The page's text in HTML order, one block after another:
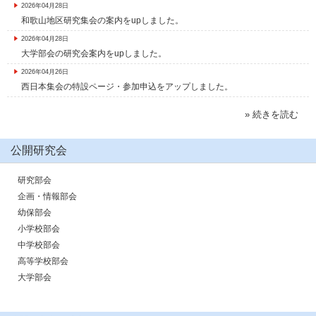
2026年04月28日
和歌山地区研究集会の案内をupしました。
2026年04月28日
大学部会の研究会案内をupしました。
2026年04月26日
西日本集会の特設ページ・参加申込をアップしました。
» 続きを読む
公開研究会
研究部会
企画・情報部会
幼保部会
小学校部会
中学校部会
高等学校部会
大学部会